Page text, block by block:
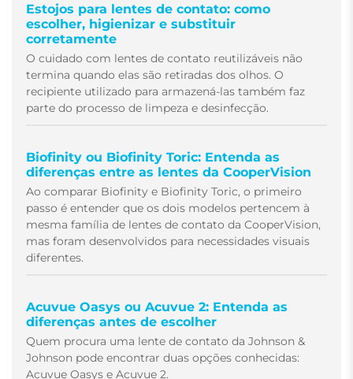
Estojos para lentes de contato: como
escolher, higienizar e substituir
corretamente
O cuidado com lentes de contato reutilizáveis não
termina quando elas são retiradas dos olhos. O
recipiente utilizado para armazená-las também faz
parte do processo de limpeza e desinfecção.
Biofinity ou Biofinity Toric: Entenda as
diferenças entre as lentes da CooperVision
Ao comparar Biofinity e Biofinity Toric, o primeiro
passo é entender que os dois modelos pertencem à
mesma família de lentes de contato da CooperVision,
mas foram desenvolvidos para necessidades visuais
diferentes.
Acuvue Oasys ou Acuvue 2: Entenda as
diferenças antes de escolher
Quem procura uma lente de contato da Johnson &
Johnson pode encontrar duas opções conhecidas:
Acuvue Oasys e Acuvue 2.